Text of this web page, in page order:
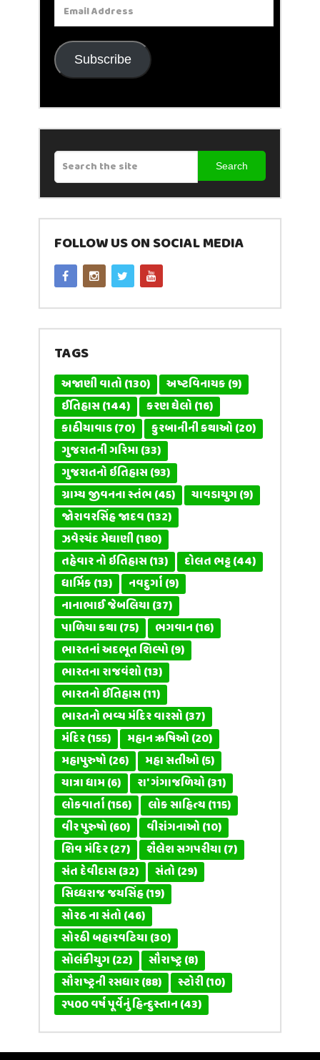
Address
Subscribe
Search
FOLLOW US ON SOCIAL MEDIA
TAGS
અજાણી વાતો(130) અષ્ટવિનાયક(9)
ઈતિહાસ(144) કરણ ઘેલો(16)
કાઠીયાવાડ(70) કુરબાનીની કથાઓ(20)
ગુજરાતની ગરિમા(33)
ગુજરાતનો ઇતિહાસ(93)
ગ્રામ્ય જીવનના સ્તંભ(45) ચાવડાયુગ(9)
જોરાવરસિંહ જાદવ(132)
ઝવેરચંદ મેઘાણી(180)
તહેવાર નો ઇતિહાસ(13) દોલત ભટ્ટ(44)
ધાર્મિક(13) નવદુર્ગા(9)
નાનાભાઈ જેબલિયા(37)
પાળિયા કથા(75) ભગવાન(16)
ભારતનાં અદભૂત શિલ્પો(9)
ભારતના રાજવંશો(13)
ભારતનો ઈતિહાસ(11)
ભારતનો ભવ્ય મંદિર વારસો(37)
મંદિર(155) મહાન ઋષિઓ(20)
મહાપુરુષો(26) મહા સતીઓ(5)
યાત્રા ધામ(6) રા' ગંગાજળિયો(31)
લોકવાર્તા(156) લોક સાહિત્ય(115)
વીર પુરુષો(60) વીરાંગનાઓ(10)
શિવ મંદિર(27) શૈલેશ સગપરીયા(7)
સંત દેવીદાસ(32) સંતો(29)
સિધ્ધરાજ જયસિંહ(19)
સોરઠ ના સંતો(46)
સોરઠી બહારવટિયા(30)
સોલંકીયુગ(22) સૌરાષ્ટ્ર(8)
સૌરાષ્ટ્રની રસધાર(88) સ્ટોરી(10)
૨૫૦૦ વર્ષ પૂર્વેનું હિન્દુસ્તાન(43)